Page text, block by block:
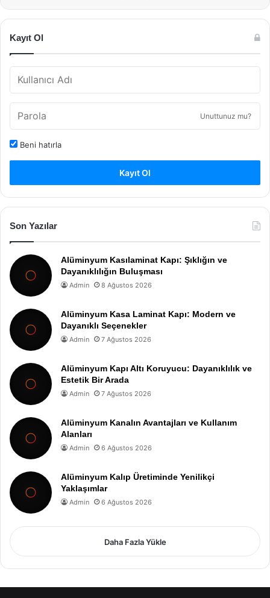
Kayıt Ol
Unuttunuz mu?
Beni hatırla
Kayıt Ol
Son Yazılar
Alüminyum Kasılaminat Kapı: Şıklığın ve
Dayanıklılığın Buluşması
Admin 8 Ağustos 2026
Alüminyum Kasa Laminat Kapı: Modern ve
Dayanıklı Seçenekler
Admin 7 Ağustos 2026
Alüminyum Kapı Altı Koruyucu: Dayanıklılık ve
Estetik Bir Arada
Admin 7 Ağustos 2026
Alüminyum Kanalın Avantajları ve Kullanım
Alanları
Admin 6 Ağustos 2026
Alüminyum Kalıp Üretiminde Yenilikçi
Yaklaşımlar
Admin 6 Ağustos 2026
Daha Fazla Yükle